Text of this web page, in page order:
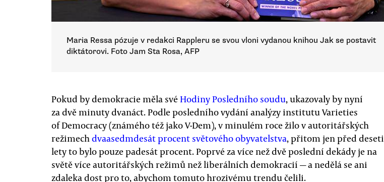
Maria Ressa pózuje v redakci Rappleru se svou vloni vydanou knihou Jak se postavit
diktátorovi. Foto Jam Sta Rosa, AFP
Pokud by demokracie měla svéHodiny Posledního soudu, ukazovaly by nyní
za dvě minuty dvanáct. Podle posledního vydání analýzy institutu Varieties
of Democracy (známého též jako V-Dem), v minulém roce žilo v autoritářských
režimechdvaasedmdesát procent světového obyvatelstva, přitom jen před deseti
lety to bylo pouze padesát procent. Poprvé za více než dvě poslední dekády je na
světě více autoritářských režimů než liberálních demokracií — a nedělá se ani
zdaleka dost pro to, abychom tomuto hrozivému trendu čelili.